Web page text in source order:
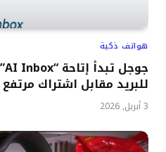
هواتف ذكية
للبريد مقابل اشتراك مرتفع
3 أبريل, 2026